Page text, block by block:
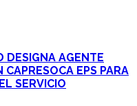
DESIGNA AGENTE
EPS PARA
SERVICIO